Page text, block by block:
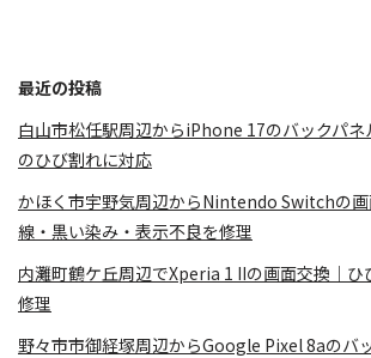
最近の投稿
白山市松任駅周辺からiPhone 17のバックパネ
のひび割れに対応
かほく市宇野気周辺からNintendo Switchの
線・黒い染み・表示不良を修理
内灘町鶴ケ丘周辺でXperia 1 IIの画面交換｜ひ
修理
野々市市御経塚周辺からGoogle Pixel 8aのバ